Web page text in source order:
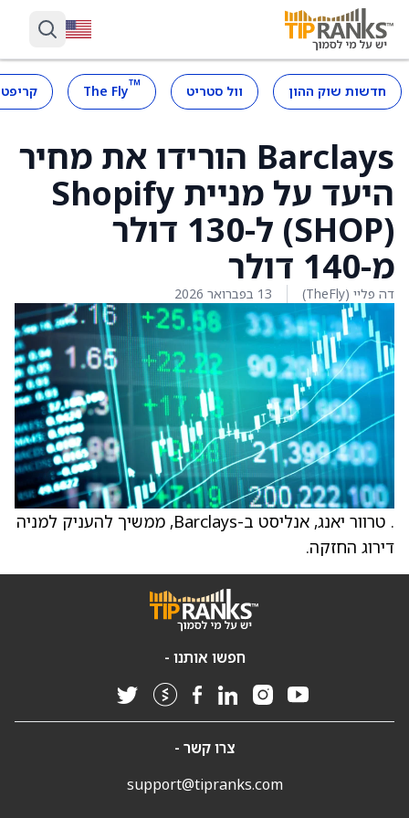
חדשות שוק ההון וול סטריט ™
The Fly
Barclays הורידו את מחיר
היעד על מניית Shopify
(SHOP) ל-130 דולר
מ-140 דולר
דה פליי (TheFly) 13 בפברואר 2026
. טרוור יאנג, אנליסט ב-Barclays, ממשיך להעניק למניה
דירוג החזקה.
חפשו אותנו -
צרו קשר -
support@tipranks.com